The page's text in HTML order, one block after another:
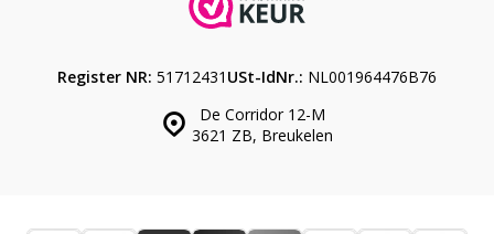
De Corridor 12-M
3621 ZB, Breukelen
Register NR: 51712431 USt-IdNr.: NL001964476B76